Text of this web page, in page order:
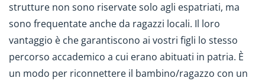
strutture non sono riservate solo agli espatriati, ma
sono frequentate anche da ragazzi locali. Il loro
vantaggio è che garantiscono ai vostri figli lo stesso
percorso accademico a cui erano abituati in patria. È
un modo per riconnettere il bambino/ragazzo con un